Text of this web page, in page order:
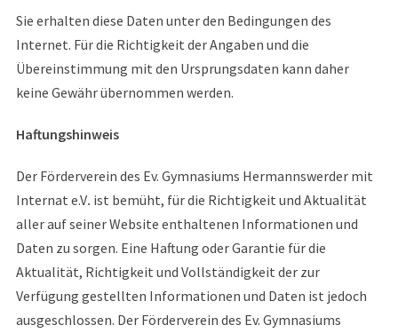
Sie erhalten diese Daten unter den Bedingungen des
Internet. Für die Richtigkeit der Angaben und die
Übereinstimmung mit den Ursprungsdaten kann daher
keine Gewähr übernommen werden.
Haftungshinweis
Der Förderverein des Ev. Gymnasiums Hermannswerder mit
Internat e.V. ist bemüht, für die Richtigkeit und Aktualität
aller auf seiner Website enthaltenen Informationen und
Daten zu sorgen. Eine Haftung oder Garantie für die
Aktualität, Richtigkeit und Vollständigkeit der zur
Verfügung gestellten Informationen und Daten ist jedoch
ausgeschlossen. Der Förderverein des Ev. Gymnasiums